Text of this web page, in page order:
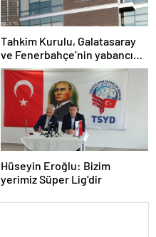
Tahkim Kurulu, Galatasaray
ve Fenerbahçe’nin yabancı
kuralı itirazını reddetti!
Hüseyin Eroğlu: Bizim
yerimiz Süper Lig’dir